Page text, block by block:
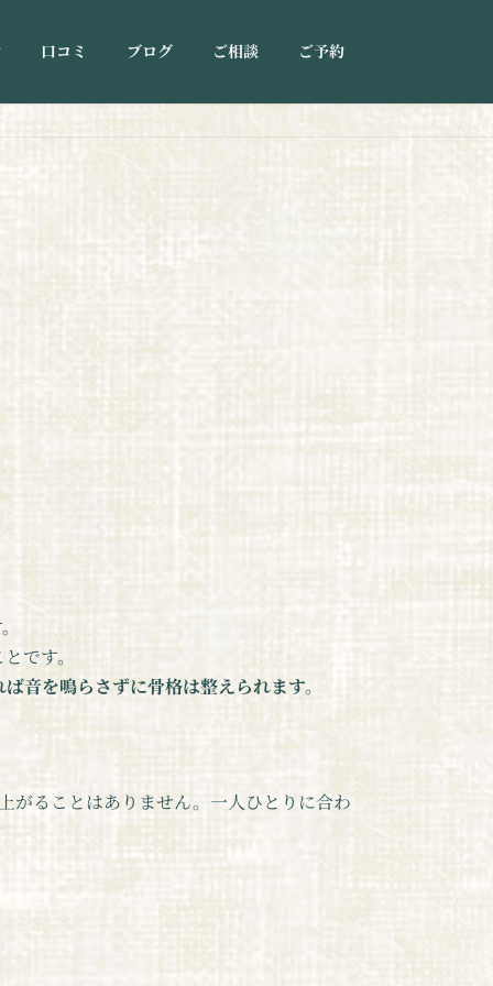
口コミ ブログ ご相談 ご予約
です。
音を鳴らさずに骨格は整えられます。
がることはありません。一人ひとりに合わ